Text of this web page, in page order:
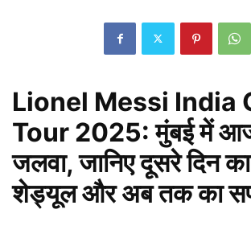
Lionel Messi India
Tour 2025: मुंबई में
जलवा, जानिए दूसरे दिन का
शेड्यूल और अब तक का